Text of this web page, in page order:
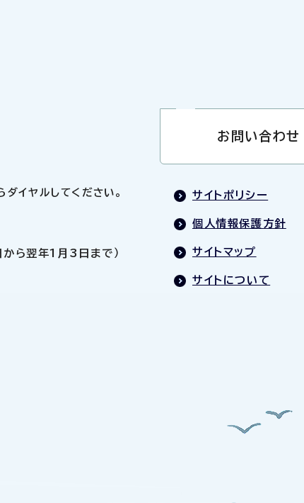
ヤルしてください。
から翌年1月3日まで）
お問い合わせ
サイトポリシー
個人情報保護方針
サイトマップ
サイトについて